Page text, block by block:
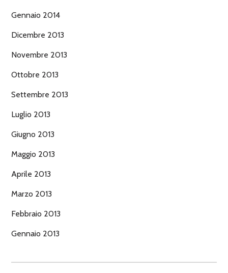
Gennaio 2014
Dicembre 2013
Novembre 2013
Ottobre 2013
Settembre 2013
Luglio 2013
Giugno 2013
Maggio 2013
Aprile 2013
Marzo 2013
Febbraio 2013
Gennaio 2013